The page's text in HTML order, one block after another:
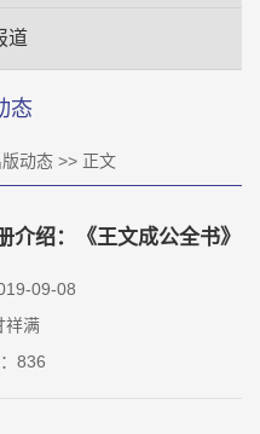
道
态
版动态 >> 正文
介绍：《王文成公全书》
09-08
祥满
836